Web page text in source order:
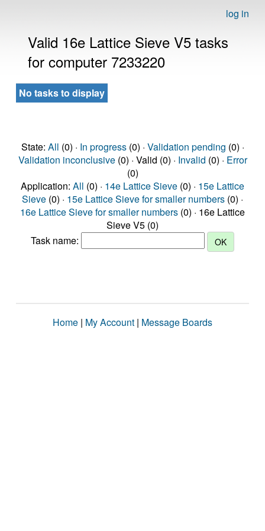
log in
Valid 16e Lattice Sieve V5 tasks
for computer 7233220
No tasks to display
State: All (0) · In progress(0) · Validation pending (0) ·
Validation inconclusive(0) · Valid (0) · Invalid (0) · Error
(0)
Application: All (0) · 14e Lattice Sieve (0) · 15e Lattice
Sieve (0) · 15e Lattice Sieve for smaller numbers (0) ·
16e Lattice Sieve for smaller numbers (0) · 16e Lattice
Sieve V5 (0)
Task name:
Home | My Account | Message Boards